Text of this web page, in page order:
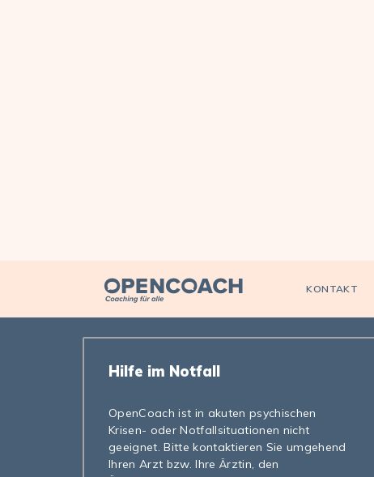
Open Coach KONTAKT
Hilfe im Notfall
OpenCoach ist in akuten psychischen
Krisen- oder Notfallsituationen nicht
geeignet. Bitte kontaktieren Sie umgehend
Ihren Arzt bzw. Ihre Ärztin, den